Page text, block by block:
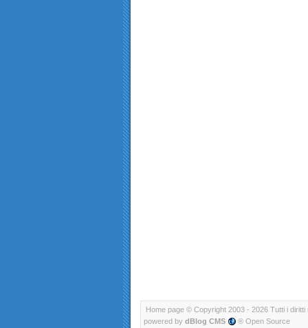
Home page © Copyright 2003 - 2026 Tutti i diritti
powered by dBlog CMS ® Open Source